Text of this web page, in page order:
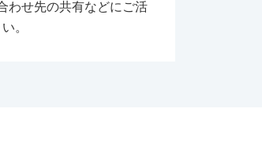
わせ先の共有などにご活
。